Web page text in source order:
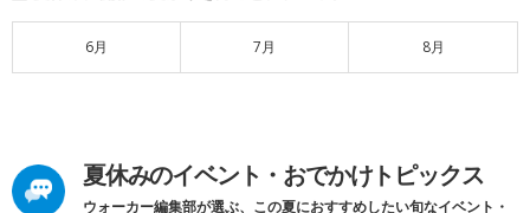
6月 7月 8月
夏休みのイベント・おでかけトピックス
ウォーカー編集部が選ぶ、この夏におすすめしたい旬なイベント・